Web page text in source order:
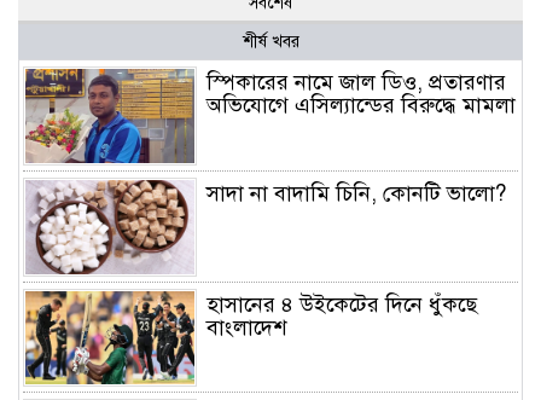
শীর্ষ খবর
স্পিকারের নামে জাল ডিও, প্রতারণার
অভিযোগে এসিল্যান্ডের বিরুদ্ধে মামলা
সাদা না বাদামি চিনি, কোনটি ভালো?
হাসানের ৪ উইকেটের দিনে ধুঁকছে
বাংলাদেশ